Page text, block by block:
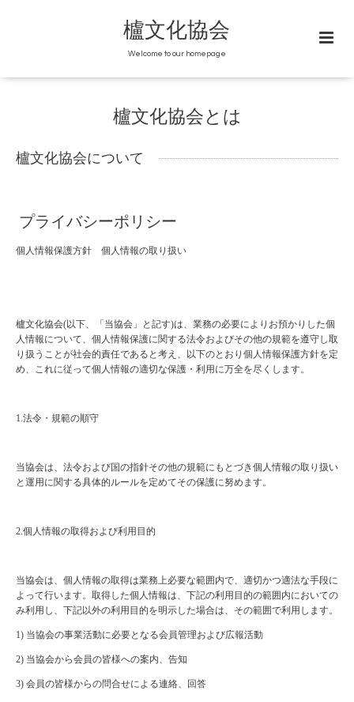
櫨文化協会
Welcome to our homepage
櫨文化協会とは
櫨文化協会について
プライバシーポリシー
個人情報保護方針 個人情報の取り扱い
櫨文化協会(以下、「当協会」と記す)は、業務の必要によりお預かりした個
人情報について、個人情報保護に関する法令およびその他の規範を遵守し取
り扱うことが社会的責任であると考え、以下のとおり個人情報保護方針を定
め、これに従って個人情報の適切な保護・利用に万全を尽くします。
1.法令・規範の順守
当協会は、法令および国の指針その他の規範にもとづき個人情報の取り扱い
と運用に関する具体的ルールを定めてその保護に努めます。
2.個人情報の取得および利用目的
当協会は、個人情報の取得は業務上必要な範囲内で、適切かつ適法な手段に
よって行います。取得した個人情報は、下記の利用目的の範囲内においての
み利用し、下記以外の利用目的を明示した場合は、その範囲で利用します。
1) 当協会の事業活動に必要となる会員管理および広報活動
2) 当協会から会員の皆様への案内、告知
3) 会員の皆様からの問合せによる連絡、回答